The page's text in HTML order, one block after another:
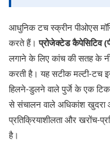
आधुनिक टच स्क्रीन पीओएस
करते हैं।प्रोजेक्टेड कैपेसिटिव
लगाने के लिए कांच की सतह के
करती है। यह सटीक मल्टी-टच
हिलने-डुलने वाले पुर्जे के एक
से संचालन वाले अधिकांश खुदरा
प्रतिक्रियाशीलता और खरोंच-
है।